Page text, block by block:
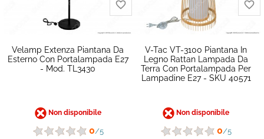
Velamp Extenza Piantana Da
Esterno Con Portalampada E27
- Mod. TL3430
Non disponibile
0/5
V-Tac VT-3100 Piantana In
Legno Rattan Lampada Da
Terra Con Portalampada Per
Lampadine E27 - SKU 40571
Non disponibile
0/5